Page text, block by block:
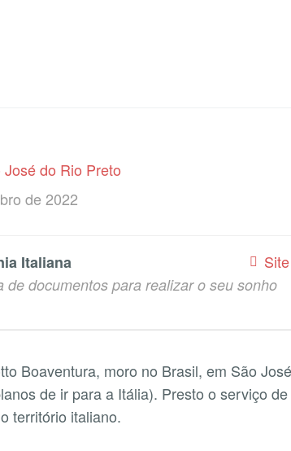
José do Rio Preto
de 2022
Site
Italiana
de documentos para realizar o seu sonho
Boaventura, moro no Brasil, em São
de ir para a Itália). Presto o serviço de
território italiano.